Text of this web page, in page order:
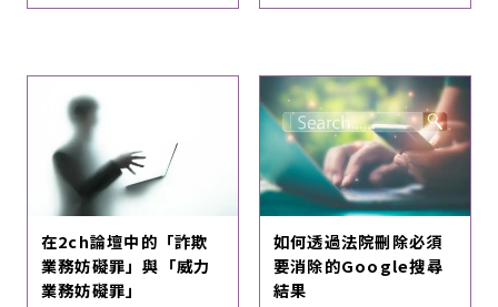
在2ch論壇中的「詐欺
業務妨礙罪」與「威力
業務妨礙罪」
如何透過法院刪除必須
要消除的Google搜尋
結果